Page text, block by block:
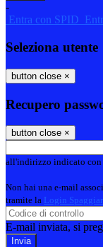
-
Entra con SPID
Seleziona utente
button close ×
Recupero
button close ×
all'indirizzo indicato con
Non hai una e-mail
tramite la Login
E-mail inviata, si